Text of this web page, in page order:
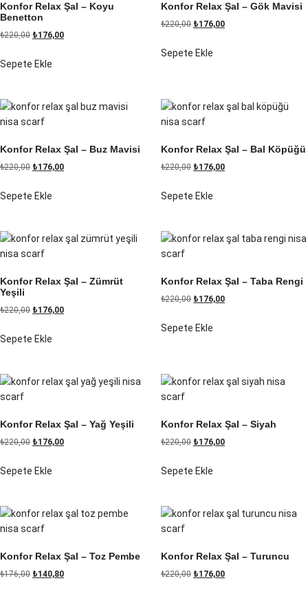
Konfor Relax Şal – Koyu
Benetton
₺220,00 ₺176,00
Sepete Ekle
Konfor Relax Şal – Gök Mavisi
₺220,00 ₺176,00
Sepete Ekle
Konfor Relax Şal – Buz Mavisi
₺220,00 ₺176,00
Sepete Ekle
Konfor Relax Şal – Bal Köpüğü
₺220,00 ₺176,00
Sepete Ekle
Konfor Relax Şal – Zümrüt
Yeşili
₺220,00 ₺176,00
Sepete Ekle
Konfor Relax Şal – Taba Rengi
₺220,00 ₺176,00
Sepete Ekle
Konfor Relax Şal – Yağ Yeşili
₺220,00 ₺176,00
Sepete Ekle
Konfor Relax Şal – Siyah
₺220,00 ₺176,00
Sepete Ekle
Konfor Relax Şal – Toz Pembe
₺176,00 ₺140,80
Konfor Relax Şal – Turuncu
₺220,00 ₺176,00